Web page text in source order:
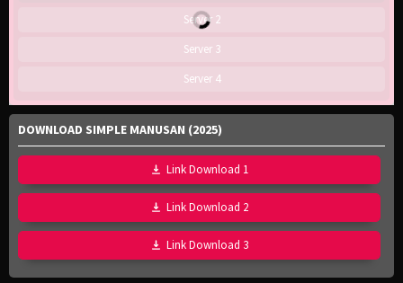
Server 2
Server 3
Server 4
DOWNLOAD SIMPLE MANUSAN (2025)
Link Download 1
Link Download 2
Link Download 3